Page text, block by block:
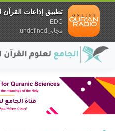
تطبيق إذاعات القرآن
EDC
مجانيundefined